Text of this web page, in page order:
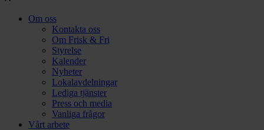
Om oss
Kontakta oss
Om Frisk & Fri
Styrelse
Kalender
Nyheter
Lokalavdelningar
Lediga tjänster
Press och media
Vanliga frågor
Vårt arbete